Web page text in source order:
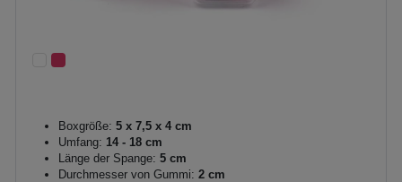
Boxgröße: 5 x 7,5 x 4 cm
Umfang: 14 - 18 cm
Länge der Spange: 5 cm
Durchmesser von Gummi: 2 cm